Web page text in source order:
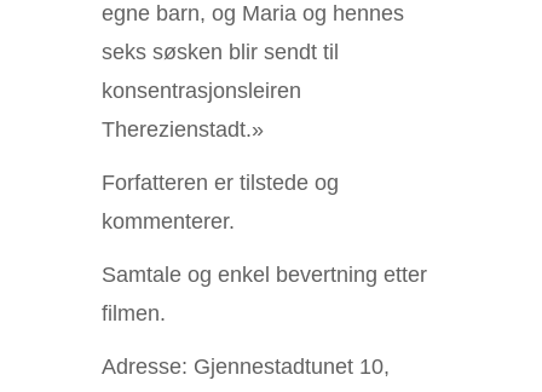
egne barn, og Maria og hennes
seks søsken blir sendt til
konsentrasjonsleiren
Therezienstadt.»
Forfatteren er tilstede og
kommenterer.
Samtale og enkel bevertning etter
filmen.
Adresse: Gjennestadtunet 10,